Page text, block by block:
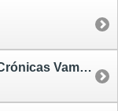
La Reina de los Condenados / Crónicas Vampíricas 3